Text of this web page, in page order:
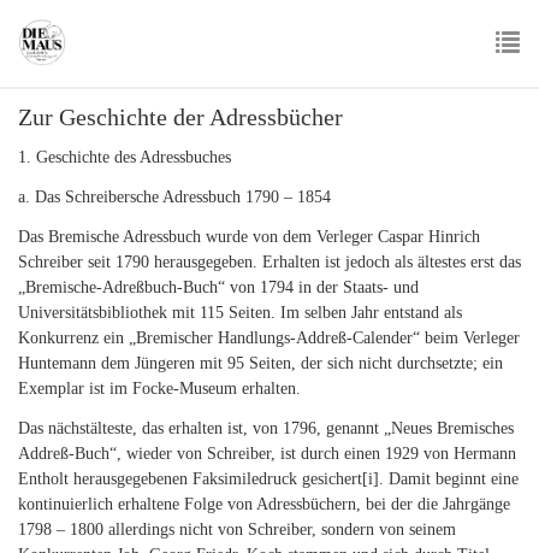
main
Zur Geschichte der Adressbücher
1. Geschichte des Adressbuches
a. Das Schreibersche Adressbuch 1790 – 1854
Das Bremische Adressbuch wurde von dem Verleger Caspar Hinrich
Schreiber seit 1790 herausgegeben. Erhalten ist jedoch als ältestes erst das
„Bremische-Adreßbuch-Buch“ von 1794 in der Staats- und
Universitätsbibliothek mit 115 Seiten. Im selben Jahr entstand als
Konkurrenz ein „Bremischer Handlungs-Addreß-Calender“ beim Verleger
Huntemann dem Jüngeren mit 95 Seiten, der sich nicht durchsetzte; ein
Exemplar ist im Focke-Museum erhalten.
Das nächstälteste, das erhalten ist, von 1796, genannt „Neues Bremisches
Addreß-Buch“, wieder von Schreiber, ist durch einen 1929 von Hermann
Entholt herausgegebenen Faksimiledruck gesichert[i] . Damit beginnt eine
kontinuierlich erhaltene Folge von Adressbüchern, bei der die Jahrgänge
1798 – 1800 allerdings nicht von Schreiber, sondern von seinem